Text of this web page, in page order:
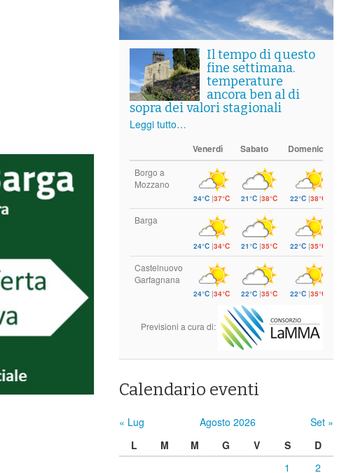
Il tempo di questo
fine settimana.
temperature
ancora ben al di
sopra dei valori stagionali
Leggi tutto…
Venerdì Sabato Domenica
Borgo a
Mozzano
24°C |37°C 21°C |38°C 22°C |38°C
Barga
24°C |34°C 21°C |35°C 22°C |35°C
Castelnuovo
Garfagnana
24°C |34°C 22°C |35°C 22°C |35°C
Previsioni a cura di:
Calendario eventi
« Lug Agosto 2026
Set »
L
M M G V S
D
1
2